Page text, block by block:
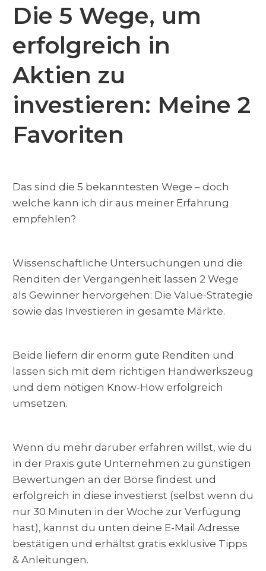
Die 5 Wege, um
erfolgreich in
Aktien zu
investieren: Meine 2
Favoriten
Das sind die 5 bekanntesten Wege – doch
welche kann ich dir aus meiner Erfahrung
empfehlen?
Wissenschaftliche Untersuchungen und die
Renditen der Vergangenheit lassen 2 Wege
als Gewinner hervorgehen: Die Value-Strategie
sowie das Investieren in gesamte Märkte.
Beide liefern dir enorm gute Renditen und
lassen sich mit dem richtigen Handwerkszeug
und dem nötigen Know-How erfolgreich
umsetzen.
Wenn du mehr darüber erfahren willst, wie du
in der Praxis gute Unternehmen zu günstigen
Bewertungen an der Börse findest und
erfolgreich in diese investierst (selbst wenn du
nur 30 Minuten in der Woche zur Verfügung
hast), kannst du unten deine E-Mail Adresse
bestätigen und erhältst gratis exklusive Tipps
& Anleitungen.